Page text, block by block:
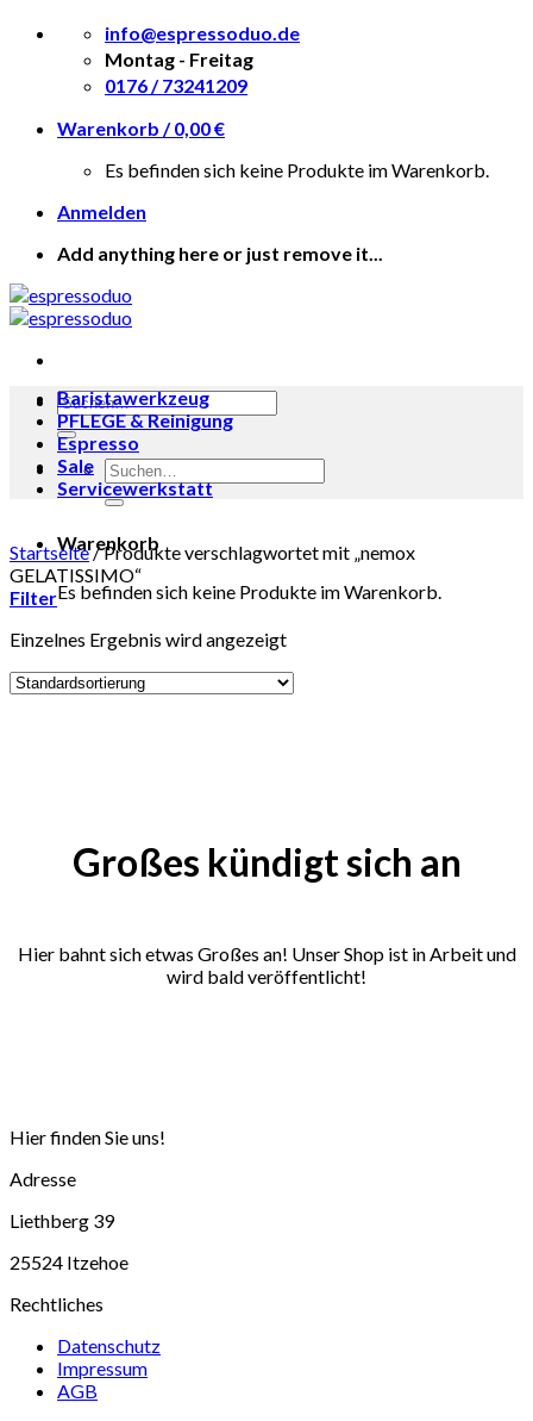
Skip
info@espressoduo.de
Montag - Freitag
0176 / 73241209
Warenkorb /0,00€
Es befinden sich keine Produkte im Warenkorb.
Anmelden
Add anything here or just remove it...
Suche
nach:
Suche
nach:
Warenkorb
Es befinden sich keine Produkte im Warenkorb.
Baristawerkzeug
PFLEGE & Reinigung
Espresso
Sale
Servicewerkstatt
Startseite /Produkte verschlagwortet mit „nemox
GELATISSIMO“
Filter
Einzelnes Ergebnis wird angezeigt
Großes kündigt sich an
Hier bahnt sich etwas Großes an! Unser Shop ist in Arbeit und
wird bald veröffentlicht!
Hier finden Sie uns!
Adresse
Liethberg 39
25524 Itzehoe
Rechtliches
Datenschutz
Impressum
AGB